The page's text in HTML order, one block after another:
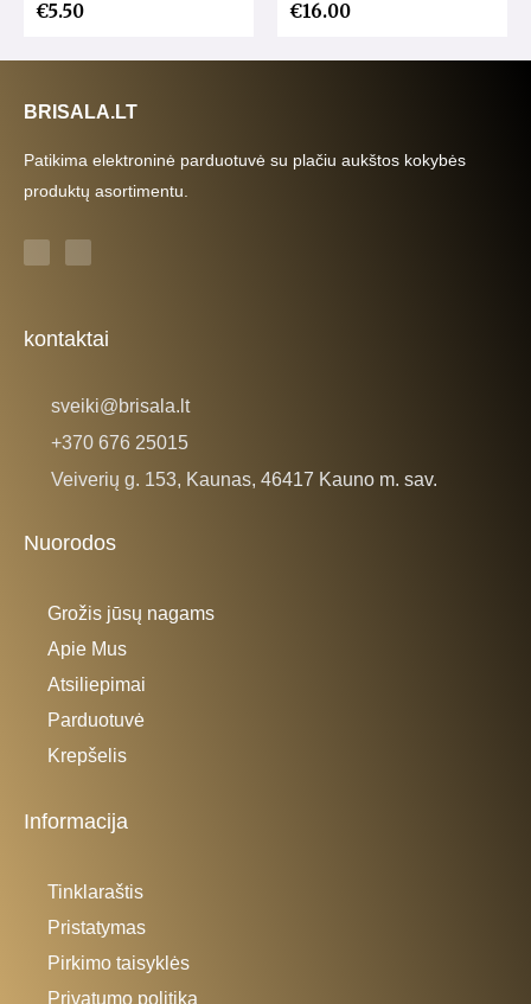
€5.50 €16.00
BRISALA.LT
Patikima elektroninė parduotuvė su plačiu aukštos kokybės
produktų asortimentu.
F
c
-
f
I
s
m
kontaktai
sveiki@brisala.lt
+370 676 25015
Veiverių g. 153, Kaunas, 46417 Kauno m. sav.
Nuorodos
Grožis jūsų nagams
Apie Mus
Atsiliepimai
Parduotuvė
Krepšelis
Informacija
Tinklaraštis
Pristatymas
Pirkimo taisyklės
Privatumo politika